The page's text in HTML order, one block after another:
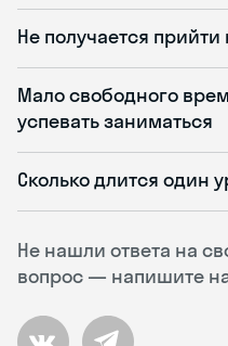
Не нашли ответа на
вопрос — напишите
Не получается прийти
Мало свободного
успевать заниматься
Сколько длится один